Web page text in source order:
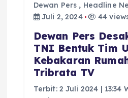
Dewan Pers , Headline
Juli 2, 2024
44
Dewan Pers
TNI Bentuk Tim
Kebakaran
Tribrata TV
Terbit: 2 Juli 2024 | 13:34